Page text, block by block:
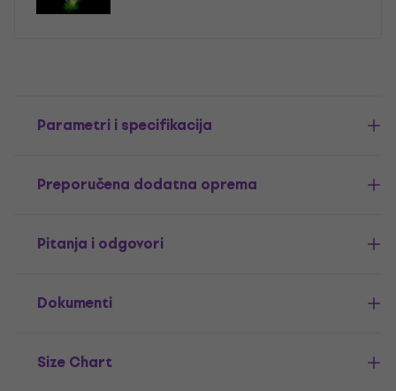
Parametri i specifikacija
Preporučena dodatna oprema
Pitanja i odgovori
Dokumenti
Size Chart